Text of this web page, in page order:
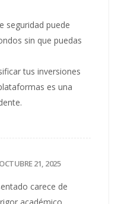
seguridad puede
sin que puedas
tus inversiones
es una
OCTUBRE 21, 2025
carece de